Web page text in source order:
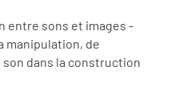
entre sons et images -
manipulation, de
dans la construction